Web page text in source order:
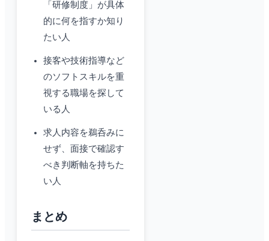
「研修制度」が具体
的に何を指すか知り
たい人
接客や技術指導など
のソフトスキルを重
視する職場を探して
いる人
求人内容を鵜呑みに
せず、面接で確認す
べき判断軸を持ちた
い人
まとめ